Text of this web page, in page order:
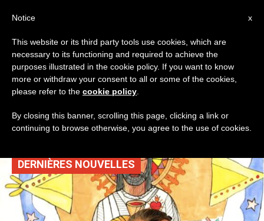
TAG
Posts Tagged
DERNIÈRES NOUVELLES
x
Notice
This website or its third party tools use cookies, which are
necessary to its functioning and required to achieve the
purposes illustrated in the cookie policy. If you want to know
more or withdraw your consent to all or some of the cookies,
please refer to the cookie policy
By closing this banner, scrolling this page, clicking a link or
continuing to browse otherwise, you agree to the use of cookies.